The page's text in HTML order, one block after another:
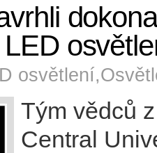
osvětlení,
Tým vědců
Central